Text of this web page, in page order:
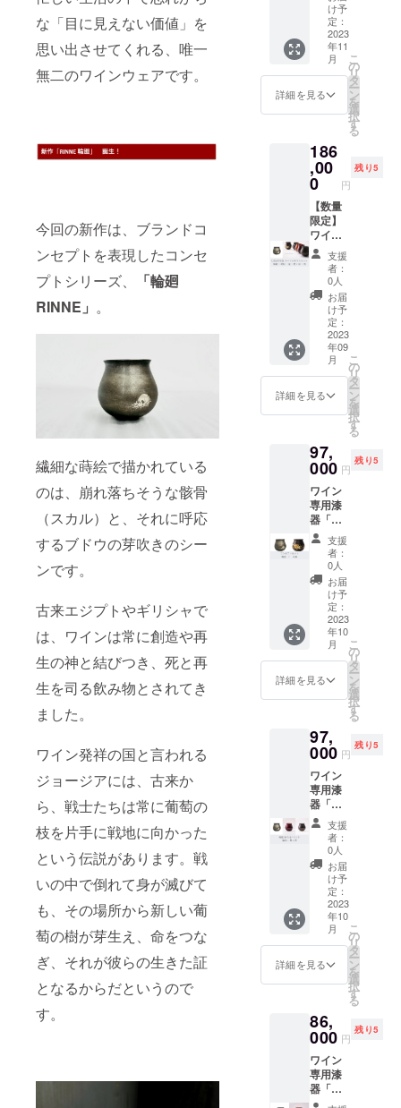
な「目に見えない価値」を
思い出させてくれる、唯一
無二のワインウェアです。
今回の新作は、ブランドコ
ンセプトを表現したコンセ
プトシリーズ、
「輪廻
RINNE」 。
繊細な蒔絵で描かれている
のは、崩れ落ちそうな骸骨
（スカル）と、それに呼応
するブドウの芽吹きのシー
ンです。
古来エジプトやギリシャで
は、ワインは常に創造や再
生の神と結びつき、死と再
生を司る飲み物とされてき
ました。
ワイン発祥の国と言われる
ジョージアには、古来か
ら、戦士たちは常に葡萄の
枝を片手に戦地に向かった
という伝説があります。戦
いの中で倒れて身が滅びて
も、その場所から新しい葡
萄の樹が芽生え、命をつな
ぎ、それが彼らの生きた証
となるからだというので
す。
RINNE
」 発売
を記念
して、
CAMPF
IRE特別
価格
（定価
より約
） ＋ 送
料サー
ビス で
のご案
内で
す。 ワ
イン専
用漆器
「テロ
ワー
ル」
『輪廻
RINNE
リック
な風合
いに、
クール
なスカ
ルと愛
萌芽の
蒔絵。
輪廻再
生の世
界観を
お楽し
みくだ
さい。
【価
格】 定
63,800
円
→ 特
別価格
58,000
円（税
ビス
【製品
情報】
＜サイ
ズ＞ 口
径
63mm
x 最大
83mm
x 高
79mm
※手仕事
のため
個体に
より多
少の差
素材＞
素地：
（ミズ
メザク
ラ）
け予
定：
2023
年11
月
詳細を見る
こ
の
リ
タ
ー
ン
を
選
択
す
る
186
,00
0 円
残り5
【数量
限定】
ワイン
専用漆
器「テ
ロワー
ル」
CAMPF
IREスペ
シャル
フル
セット
最新作
を誰よ
りも早
く最優
届けし
ます！
新作
「輪廻
RINNE
」発売
を記念
して、
CAMPF
IRE特別
価格
（改定
前価格
より約
10％OF
F） ＋
送料
です。
ワイン
専用漆
器「テ
ロワー
ル」 ＜
コンセ
プトシ
リーズ
＞ 『輪
RINNE
』 『蒔
MAKI-
E』 ＜
ベー
『煌
KIRAM
『艶
TSUYA
』
支援
者：
0人
お届
け予
定：
2023
年09
月
詳細を見る
こ
の
リ
タ
ー
ン
を
選
択
す
る
97,
000 円
残り5
ワイン
専用漆
器「テ
ロワー
ル」＜
コンセ
プトシ
リーズ
＞セッ
ト 新作
「輪廻
RINNE
」発売
を記念
して、
CAMPF
価格
（改定
前価格
より約
10％OF
F） ＋
送料
サービ
ス での
ご案内
です。
ワイン
専用漆
器「テ
ロワー
ル」 ＜
コンセ
廻
RINNE
』 『蒔
絵
MAKI-
E』 の
支援
者：
0人
お届
け予
定：
2023
年10
月
詳細を見る
こ
の
リ
タ
ー
ン
を
選
択
す
る
97,
000 円
残り5
ワイン
専用漆
器「テ
ロワー
ル」
RINNE
飲み比
べセッ
ト 新作
「輪廻
RINNE
」発売
を記念
して、
CAMPF
IRE特別
（改定
前価格
より約
10％OF
F） ＋
送料
サービ
支援
者：
0人
お届
け予
定：
2023
年10
月
詳細を見る
こ
の
リ
タ
ー
ン
を
選
択
す
る
86,
000 円
残り5
ワイン
専用漆
器「テ
ロワー